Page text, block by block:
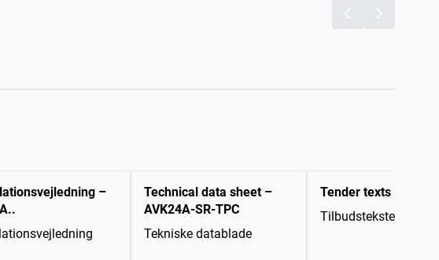
–
Technical data sheet –
AVK24A-SR-TPC
Tekniske datablade
Tender texts
Tilbudstekster